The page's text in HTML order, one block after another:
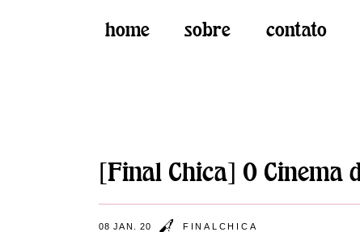
home sobre contato
[Final Chica] O Cinema
08 JAN. 20 FINALCHICA